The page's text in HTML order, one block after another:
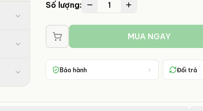
Số lượng: 1
MUA NGAY
Bảo hành Đổi trả